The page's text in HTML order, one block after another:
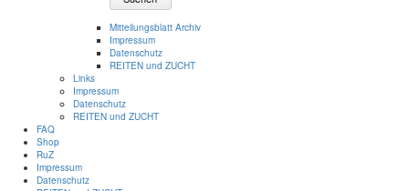
Mitteilungsblatt Archiv
Impressum
Datenschutz
REITEN und ZUCHT
Links
Impressum
Datenschutz
REITEN und ZUCHT
FAQ
Shop
RuZ
Impressum
Datenschutz